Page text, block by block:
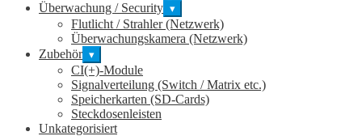
Überwachung / Security ▾
Flutlicht / Strahler (Netzwerk)
Überwachungskamera (Netzwerk)
Zubehör ▾
CI(+)-Module
Signalverteilung (Switch / Matrix etc.)
Speicherkarten (SD-Cards)
Steckdosenleisten
Unkategorisiert